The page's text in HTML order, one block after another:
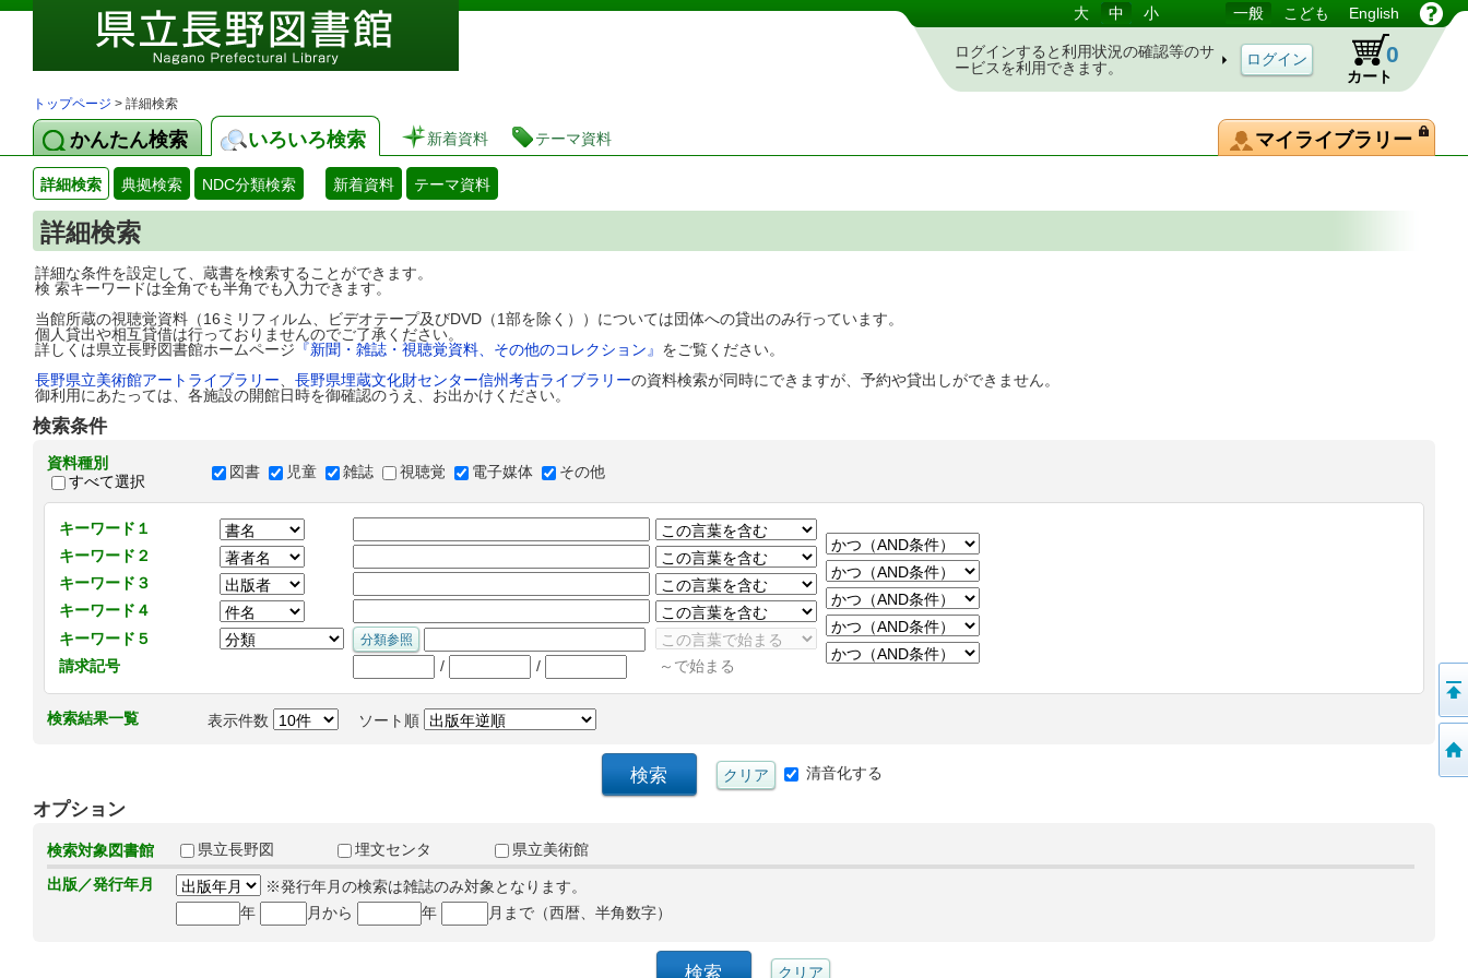
図書館 蔵書検索・予約システム 大 中 小 一般 こども English
ログインすると利用状況の確認等のサ
ービスを利用できます。
カート
0
トップページ > 詳細検索
かんたん検索 いろいろ検索 新着資料 テーマ資料 マイライブラリー
詳細検索 典拠検索 NDC分類検索 新着資料 テーマ資料
詳細検索
詳細な条件を設定して、蔵書を検索することができます。
検 索キーワードは全角でも半角でも入力できます。
当館所蔵の視聴覚資料（16ミリフィルム、ビデオテープ及びDVD（1部を除く））については団体への貸出のみ行っています。
個人貸出や相互貸借は行っておりませんのでご了承ください。
詳しくは県立長野図書館ホームページ 『新聞・雑誌・視聴覚資料、その他のコレクション』 をご覧ください。
長野県立美術館アートライブラリー
長野県埋蔵文化財センター信州考古ライブラリーの資料検索が同時にできますが、予約や貸出しができません。
御利用にあたっては、各施設の開館日時を御確認のうえ、お出かけください。
検索条件
資料種別
すべて選択
図書 児童 雑誌 視聴覚 電子媒体 その他
キーワード１
キーワード２
キーワード３
キーワード４
キーワード５
請求記号
/ / ～で始まる
検索結果一覧 表示件数 ソート順
清音化する
オプション
検索対象図書館 県立長野図 埋文センタ
県立美術館
出版／発行年月
※発行年月の検索は雑誌のみ対象となります。
年
月から 年 月まで（西暦、半角数字）